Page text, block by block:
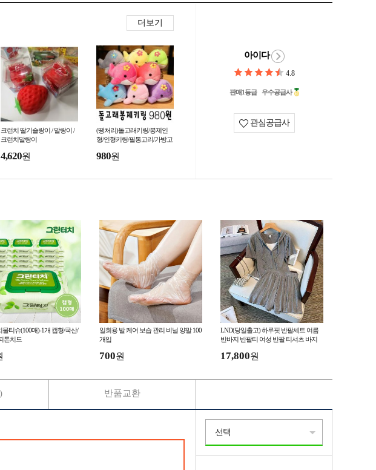
더보기
크런치 딸기슬랑이 / 말랑이 /
크런치말랑이
4,620원
(땡처리)돌고래키링/봉제인
형/인형키링/필통고리/가방고
980원
아이다
4.8
판매1등급 우수공급사
관심공급사
물티슈(100매)-1개 캡형/국산/
톤치드
일회용 발 케어 보습 관리 비닐 양말 100
개입
700원
LND(당일출고) 하루핏 반팔세트 여름
반바지 반팔티 여성 반팔 티셔츠 바지
17,800원
) 반품교환
선택